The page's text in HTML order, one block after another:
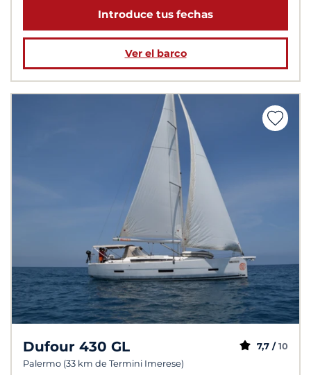
Introduce tus fechas
Ver el barco
Dufour 430 GL
Palermo (33 km de Termini Imerese)
7,7 / 10